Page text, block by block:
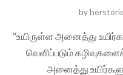
by
“உயிருள்ள அனைத்து
வெளிப்படும்
அனைத்து